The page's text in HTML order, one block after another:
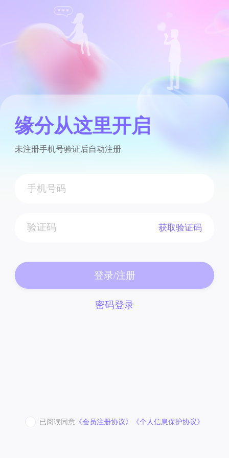
缘分从这里开启
未注册手机号验证后自动注册
获取验证码
登录/注册
密码登录
已阅读同意 《会员注册协议》 《个人信息保护协议》